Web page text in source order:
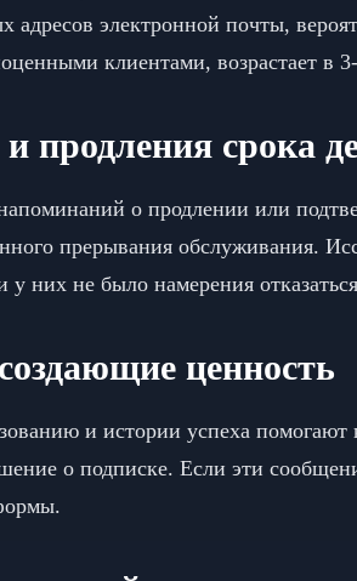
адресов электронной почты,
клиентами, возрастает в
продления срока
о продлении или
прерывания обслуживания.
них не было намерения
ценность
и истории успеха помогают
о подписке. Если эти